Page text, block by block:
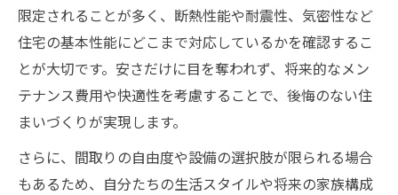
限定されることが多く、断熱性能や耐震性、気密性など
住宅の基本性能にどこまで対応しているかを確認するこ
とが大切です。安さだけに目を奪われず、将来的なメン
テナンス費用や快適性を考慮することで、後悔のない住
まいづくりが実現します。
さらに、間取りの自由度や設備の選択肢が限られる場合
もあるため、自分たちの生活スタイルや将来の家族構成